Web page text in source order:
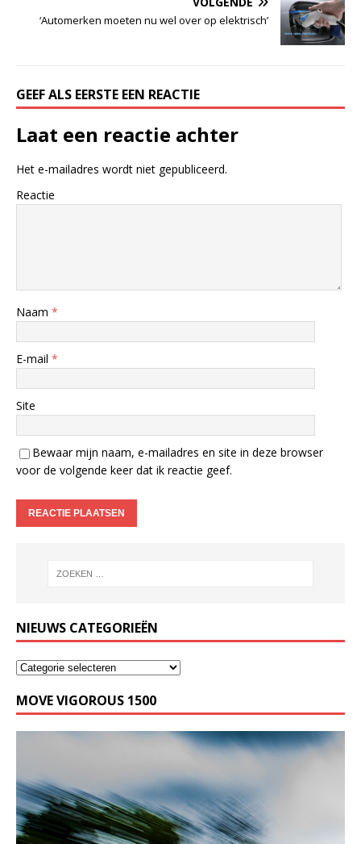
‘Automerken moeten nu wel over op elektrisch’
GEEF ALS EERSTE EEN REACTIE
Laat een reactie achter
Het e-mailadres wordt niet gepubliceerd.
Reactie
Naam *
E-mail *
Site
Bewaar mijn naam, e-mailadres en site in deze browser
voor de volgende keer dat ik reactie geef.
NIEUWS CATEGORIEËN
MOVE VIGOROUS 1500